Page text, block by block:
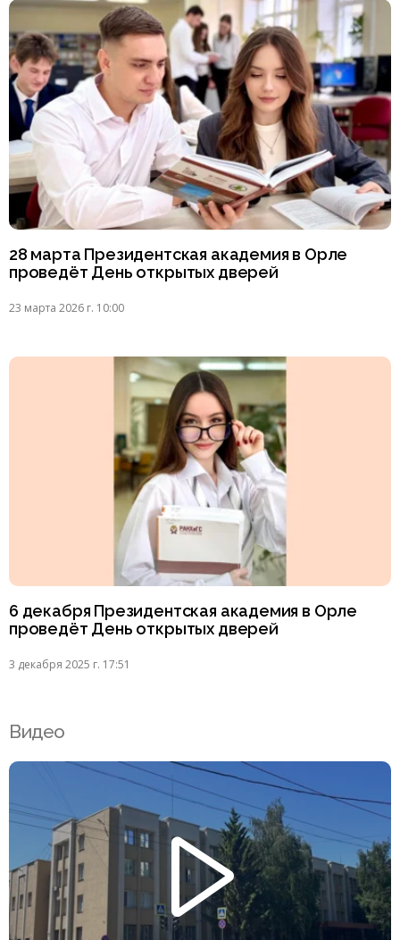
28 марта Президентская академия в Орле
проведёт День открытых дверей
23 марта 2026 г. 10:00
6 декабря Президентская академия в Орле
проведёт День открытых дверей
3 декабря 2025 г. 17:51
Видео